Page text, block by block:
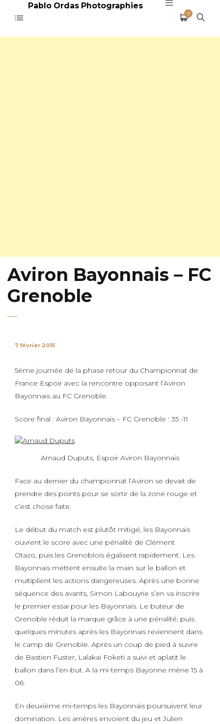
Pablo Ordas Photographies
0
Aviron Bayonnais – FC
Grenoble
7 février 2015
5ème journée de la phase retour du Championnat de
France Espoir avec la rencontre opposant l’Aviron
Bayonnais au FC Grenoble.
Score final : Aviron Bayonnais – FC Grenoble : 35 -11
Arnaud Duputs, Espoir Aviron Bayonnais
Face au dernier du championnat l’Aviron se devait de
prendre des points pour se sortir de la zone rouge et
c’est chose faite.
Le début du match est plutôt mitigé, les Bayonnais
ouvrent le score avec une pénalité de Clément
Otazo, puis les Grenoblois égalisent rapidement. Les
Bayonnais mettent ensuite la main sur le ballon et
multiplient les actions dangereuses. Après une bonne
séquence des avants, Simon Labouyrie s’en va inscrire
le premier essai pour les Bayonnais. Le buteur de
Grenoble réduit la marque grâce à une pénalité, puis
quelques minutes après les Bayonnais reviennent dans
le camp de Grenoble. Après un coup de pied à suivre
de Bastien Fuster, Lalakai Foketi a suivi et aplatit le
ballon dans l’en-but. A la mi-temps Bayonne mène 15 à
06.
En deuxième mi-temps les Bayonnais poursuivent leur
domination. Les arrières envoient du jeu et Julien